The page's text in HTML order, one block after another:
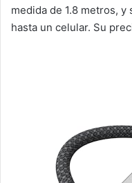
medida de 1.8 metros,
hasta un celular. Su